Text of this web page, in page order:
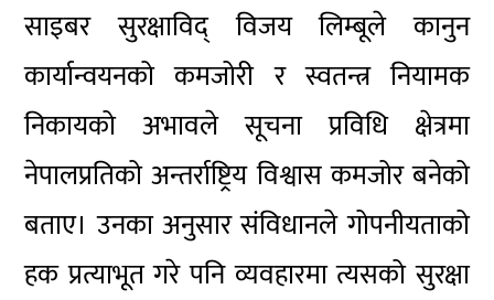
साइबर सुरक्षाविद् विजय लिम्बूले कानुन
कार्यान्वयनको कमजोरी र स्वतन्त्र नियामक
निकायको अभावले सूचना प्रविधि क्षेत्रमा
नेपालप्रतिको अन्तर्राष्ट्रिय विश्वास कमजोर बनेको
बताए। उनका अनुसार संविधानले गोपनीयताको
हक प्रत्याभूत गरे पनि व्यवहारमा त्यसको सुरक्षा